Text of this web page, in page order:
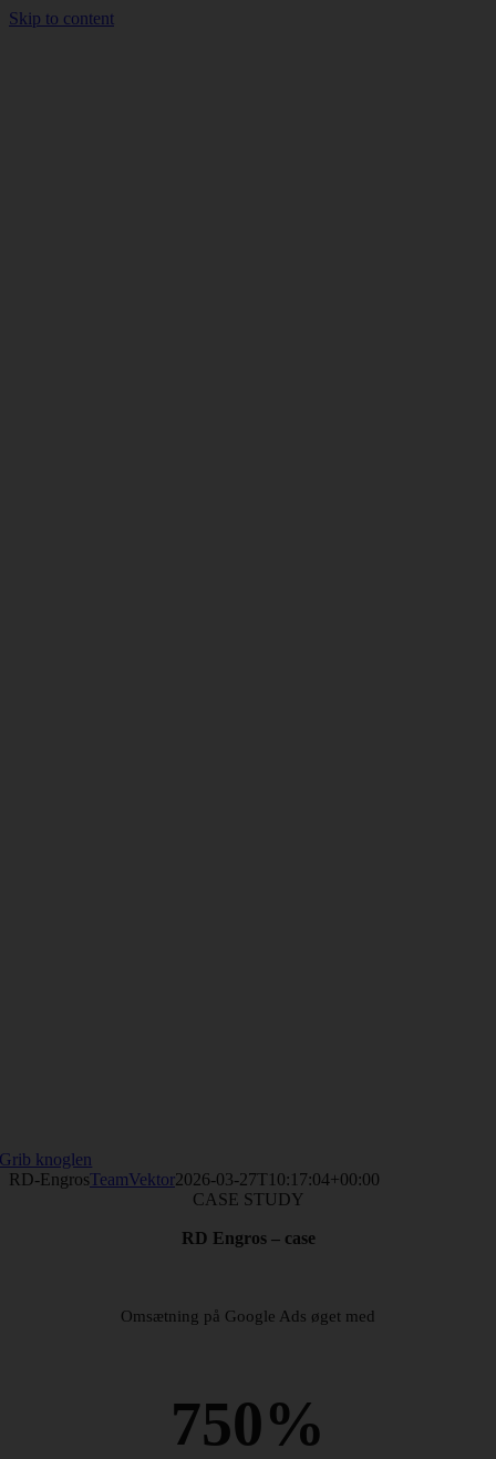
Skip to content
Grib knoglen
RD-EngrosTeamVektor2026-03-27T10:17:04+00:00
CASE STUDY
RD Engros – case
Omsætning på Google Ads øget med
750%